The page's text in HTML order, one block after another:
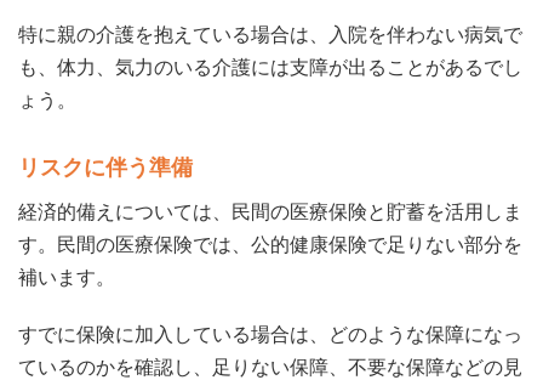
特に親の介護を抱えている場合は、入院を伴わない病気で
も、体力、気力のいる介護には支障が出ることがあるでし
ょう。
リスクに伴う準備
経済的備えについては、民間の医療保険と貯蓄を活用しま
す。民間の医療保険では、公的健康保険で足りない部分を
補います。
すでに保険に加入している場合は、どのような保障になっ
ているのかを確認し、足りない保障、不要な保障などの見